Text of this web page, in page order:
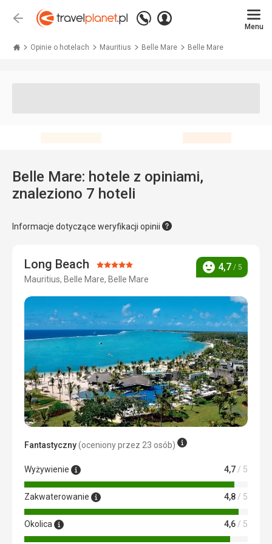
Wstecz
Zadzwoń
+48 71 771 76 55
Zaloguj
Menu
Opinie o hotelach Mauritius Belle Mare Belle Mare
Belle Mare: hotele z opiniami,
znaleziono 7 hoteli
Informacje dotyczące weryfikacji opinii
Long Beach Ocena:
5/5
Mauritius, Belle Mare, Belle Mare
Ocena
4,7 / 5
Fantastyczny(oceniony przez 23 osób)
Wyżywienie 4,7 / 5
Zakwaterowanie 4,8 / 5
Okolica 4,6 / 5